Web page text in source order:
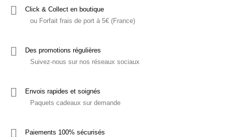
Click & Collect en boutique
ou Forfait frais de port à 5€ (France)
Des promotions régulières
Suivez-nous sur nos réseaux sociaux
Envois rapides et soignés
Paquets cadeaux sur demande
Paiements 100% sécurisés